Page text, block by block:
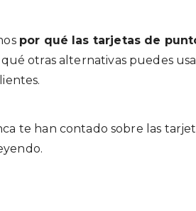
por qué las tarjetas de
otras alternativas puedes
te han contado sobre las